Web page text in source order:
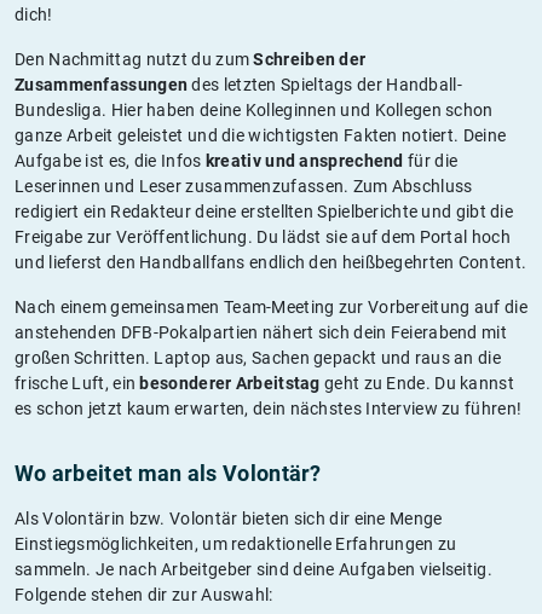
dich!
Den Nachmittag nutzt du zumSchreiben der
Zusammenfassungen des letzten Spieltags der Handball-
Bundesliga. Hier haben deine Kolleginnen und Kollegen schon
ganze Arbeit geleistet und die wichtigsten Fakten notiert. Deine
Aufgabe ist es, die Infos kreativ und ansprechend für die
Leserinnen und Leser zusammenzufassen. Zum Abschluss
redigiert ein Redakteur deine erstellten Spielberichte und gibt die
Freigabe zur Veröffentlichung. Du lädst sie auf dem Portal hoch
und lieferst den Handballfans endlich den heißbegehrten Content.
Nach einem gemeinsamen Team-Meeting zur Vorbereitung auf die
anstehenden DFB-Pokalpartien nähert sich dein Feierabend mit
großen Schritten. Laptop aus, Sachen gepackt und raus an die
frische Luft, einbesonderer Arbeitstag geht zu Ende. Du kannst
es schon jetzt kaum erwarten, dein nächstes Interview zu führen!
Wo arbeitet man als Volontär?
Als Volontärin bzw. Volontär bieten sich dir eine Menge
Einstiegsmöglichkeiten, um redaktionelle Erfahrungen zu
sammeln. Je nach Arbeitgeber sind deine Aufgaben vielseitig.
Folgende stehen dir zur Auswahl: